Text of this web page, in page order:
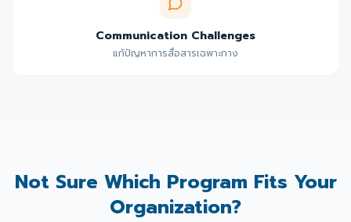
Communication Challenges
แก้ปัญหาการสื่อสารเฉพาะทาง
Not Sure Which Program Fits Your
Organization?